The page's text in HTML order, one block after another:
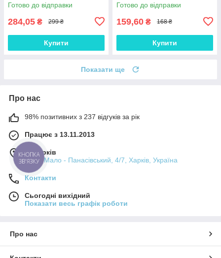
Готово до відправки
284,05 ₴ 299 ₴
Купити
Готово до відправки
159,60 ₴ 168 ₴
Купити
Показати ще
Про нас
98% позитивних з 237 відгуків за рік
Працює з 13.11.2013
м. Харків
пров. Мало - Панасівський, 4/7, Харків, Україна
Контакти
Сьогодні вихідний
Показати весь графік роботи
Про нас
КНОПКА
ЗВ'ЯЗКУ